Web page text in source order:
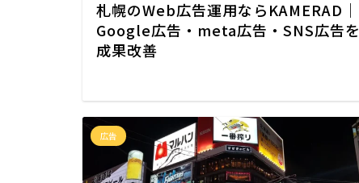
札幌のWeb広告運用ならKAMERAD｜
Google広告・meta広告・SNS広告を
成果改善
広告